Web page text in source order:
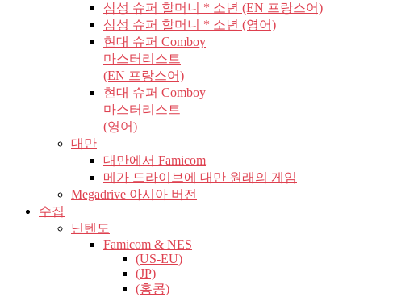
삼성 슈퍼 할머니 * 소년 (EN 프랑스어)
삼성 슈퍼 할머니 * 소년 (영어)
현대 슈퍼 Comboy
마스터리스트
(EN 프랑스어)
현대 슈퍼 Comboy
마스터리스트
(영어)
대만
대만에서 Famicom
메가 드라이브에 대만 원래의 게임
Megadrive 아시아 버전
수집
닌텐도
Famicom & NES
(US-EU)
(JP)
(홍콩)